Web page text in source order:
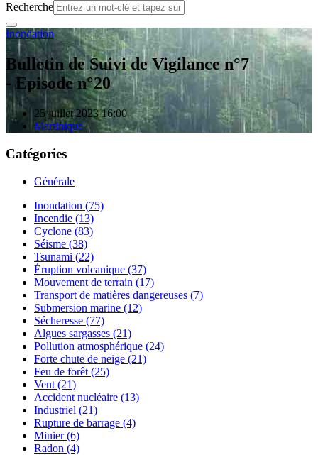
Recherche
Inondation
Bulletin de Suivi de Vigilance n°7
- Episode n°20­
25 juillet 2023 16:00
Martinique
Catégories
Générale
Inondation (75)
Incendie (13)
Cyclone (83)
Séisme (38)
Tsunami (22)
Éruption volcanique (37)
Mouvement de terrain (17)
Transport de matières dangereuses (7)
Submersion marine (12)
Sécheresse (77)
Algues sargasses (21)
Pollution atmosphérique (24)
Forte chute de neige (21)
Feu de forêt (25)
Vent (21)
Accident nucléaire (13)
Industriel (21)
Rupture de barrage (4)
Minier (6)
Radon (4)